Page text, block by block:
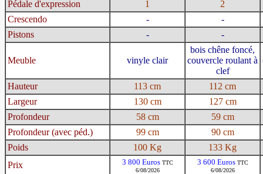
Pédale d'expression
1
2
Crescendo
-
-
Pistons
- -
Meuble vinyle clair
bois chêne foncé,
couvercle roulant à
clef
Hauteur 113 cm
112 cm
Largeur
130 cm
127 cm
Profondeur
58 cm
59 cm
Profondeur (avec péd.)
99 cm
90 cm
Poids
100 Kg
133 Kg
Prix
3 800 Euros TTC
6/08/2026
3 600 Euros TTC
6/08/2026